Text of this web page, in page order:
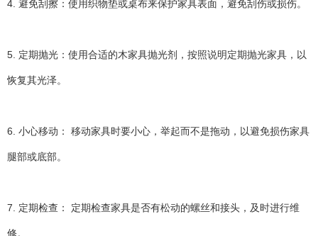
4. 避免刮擦：使用织物垫或桌布来保护家具表面，避免刮伤或损伤。
5. 定期抛光：使用合适的木家具抛光剂，按照说明定期抛光家具，以
恢复其光泽。
6. 小心移动： 移动家具时要小心，举起而不是拖动，以避免损伤家具
腿部或底部。
7. 定期检查： 定期检查家具是否有松动的螺丝和接头，及时进行维
修。